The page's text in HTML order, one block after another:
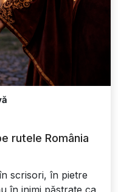
rutele România
scrisori, în pietre